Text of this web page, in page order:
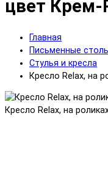
цвет Крем-
Главная
Письменные
Стулья и кресла
Кресло Relax, на
Кресло Relax, на